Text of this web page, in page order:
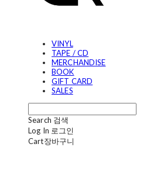
VINYL
TAPE / CD
MERCHANDISE
BOOK
GIFT CARD
SALES
Search 검색
Log In 로그인
Cart장바구니